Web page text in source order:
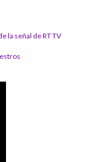
la señal de RT TV